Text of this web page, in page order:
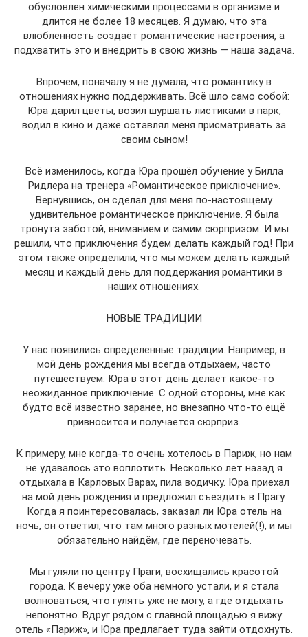
обусловлен химическими процессами в организме и
длится не более 18 месяцев. Я думаю, что эта
влюблённость создаёт романтические настроения, а
подхватить это и внедрить в свою жизнь — наша задача.
Впрочем, поначалу я не думала, что романтику в
отношениях нужно поддерживать. Всё шло само собой:
Юра дарил цветы, возил шуршать листиками в парк,
водил в кино и даже оставлял меня присматривать за
своим сыном!
Всё изменилось, когда Юра прошёл обучение у Билла
Ридлера на тренера «Романтическое приключение».
Вернувшись, он сделал для меня по-настоящему
удивительное романтическое приключение. Я была
тронута заботой, вниманием и самим сюрпризом. И мы
решили, что приключения будем делать каждый год! При
этом также определили, что мы можем делать каждый
месяц и каждый день для поддержания романтики в
наших отношениях.
НОВЫЕ ТРАДИЦИИ
У нас появились определённые традиции. Например, в
мой день рождения мы всегда отдыхаем, часто
путешествуем. Юра в этот день делает какое-то
неожиданное приключение. С одной стороны, мне как
будто всё известно заранее, но внезапно что-то ещё
привносится и получается сюрприз.
К примеру, мне когда-то очень хотелось в Париж, но нам
не удавалось это воплотить. Несколько лет назад я
отдыхала в Карловых Варах, пила водичку. Юра приехал
на мой день рождения и предложил съездить в Прагу.
Когда я поинтересовалась, заказал ли Юра отель на
ночь, он ответил, что там много разных мотелей(!), и мы
обязательно найдём, где переночевать.
Мы гуляли по центру Праги, восхищались красотой
города. К вечеру уже оба немного устали, и я стала
волноваться, что гулять уже не могу, а где отдыхать
непонятно. Вдруг рядом с главной площадью я вижу
отель «Париж», и Юра предлагает туда зайти отдохнуть.